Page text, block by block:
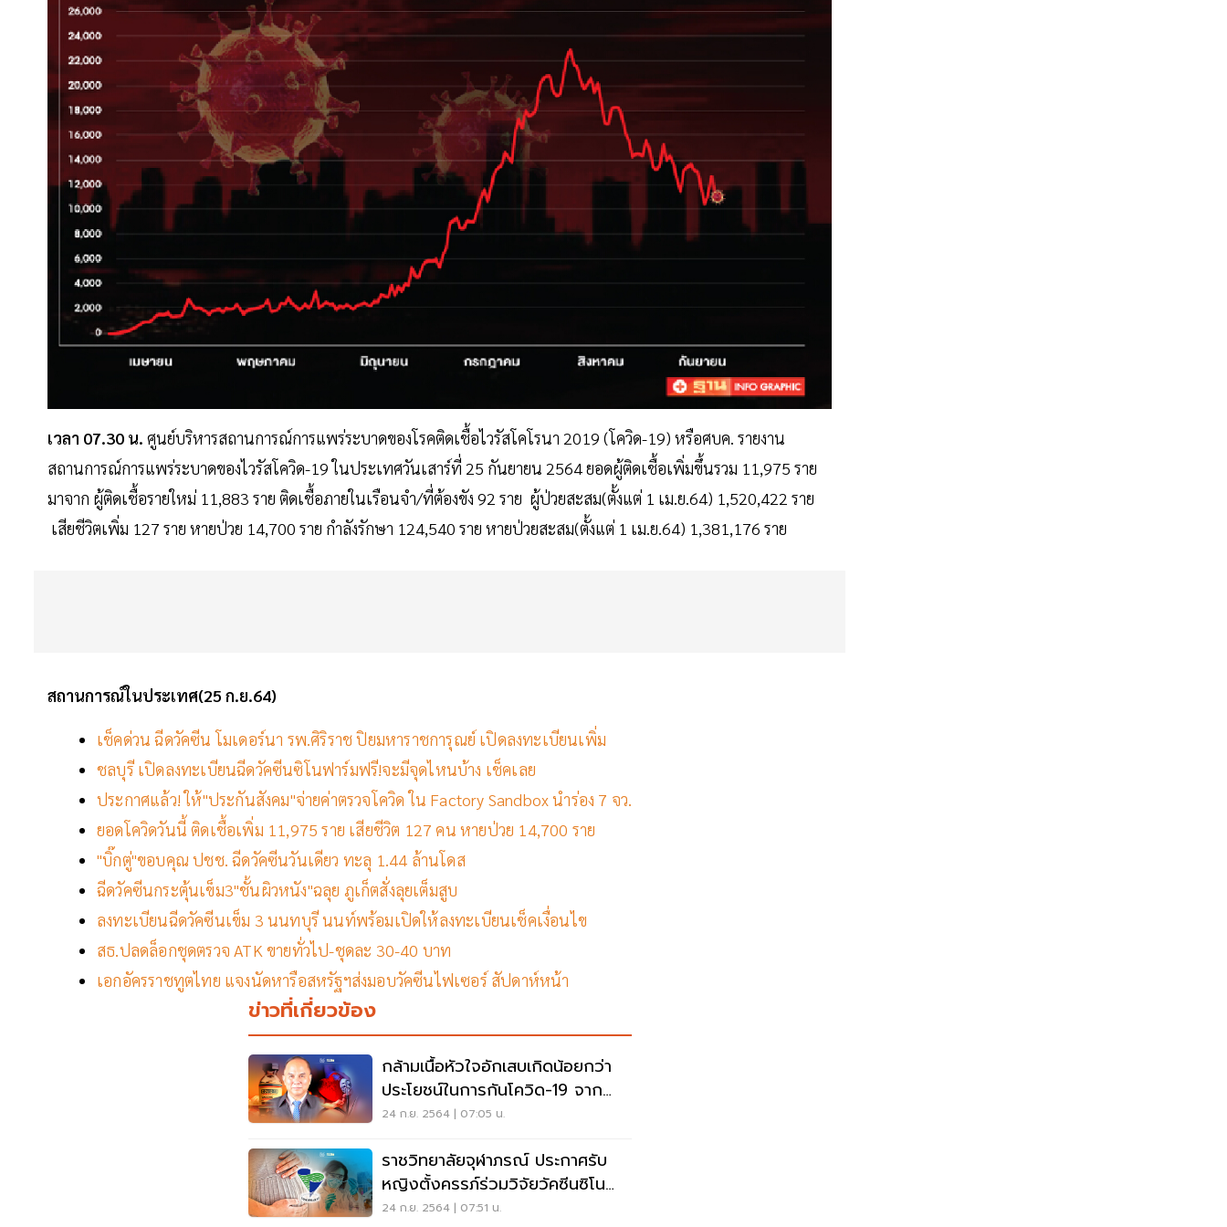
เวลา 07.30 น. ศูนย์บริหารสถานการณ์การแพร่ระบาดของโรคติดเชื้อไวรัสโคโรนา 2019 (โควิด-19) หรือศบค. รายงาน
สถานการณ์การแพร่ระบาดของไวรัสโควิด-19 ในประเทศวันเสาร์ที่ 25 กันยายน 2564 ยอดผู้ติดเชื้อเพิ่มขึ้นรวม 11,975 ราย
มาจาก ผู้ติดเชื้อรายใหม่ 11,883 ราย ติดเชื้อภายในเรือนจำ/ที่ต้องขัง 92 ราย ผู้ป่วยสะสม(ตั้งแต่ 1 เม.ย.64) 1,520,422 ราย
เสียชีวิตเพิ่ม 127 ราย หายป่วย 14,700 ราย กำลังรักษา 124,540 ราย หายป่วยสะสม(ตั้งแต่ 1 เม.ย.64) 1,381,176 ราย
สถานการณ์ในประเทศ(25 ก.ย.64)
เช็คด่วน ฉีดวัคซีน โมเดอร์นา รพ.ศิริราช ปิยมหาราชการุณย์ เปิดลงทะเบียนเพิ่ม
ชลบุรี เปิดลงทะเบียนฉีดวัคซีนซิโนฟาร์มฟรี!จะมีจุดไหนบ้าง เช็คเลย
ประกาศแล้ว! ให้"ประกันสังคม"จ่ายค่าตรวจโควิด ใน Factory Sandbox นำร่อง 7 จว.
ยอดโควิดวันนี้ ติดเชื้อเพิ่ม 11,975 ราย เสียชีวิต 127 คน หายป่วย 14,700 ราย
"บิ๊กตู่"ขอบคุณ ปชช. ฉีดวัคซีนวันเดียว ทะลุ 1.44 ล้านโดส
ฉีดวัคซีนกระตุ้นเข็ม3"ชั้นผิวหนัง"ฉลุย ภูเก็ตสั่งลุยเต็มสูบ
ลงทะเบียนฉีดวัคซีนเข็ม 3 นนทบุรี นนท์พร้อมเปิดให้ลงทะเบียนเช็คเงื่อนไข
สธ.ปลดล็อกชุดตรวจ ATK ขายทั่วไป-ชุดละ 30-40 บาท
เอกอัครราชทูตไทย แจงนัดหารือสหรัฐฯส่งมอบวัคซีนไฟเซอร์ สัปดาห์หน้า
ข่าวที่เกี่ยวข้อง
กล้ามเนื้อหัวใจอักเสบเกิดน้อยกว่า
ประโยชน์ในการกันโควิด-19 จาก
วัคซีน MRNA
24 ก.ย. 2564 | 07:05 น.
ราชวิทยาลัยจุฬาภรณ์ ประกาศรับ
หญิงตั้งครรภ์ร่วมวิจัยวัคซีนซิโน
ฟาร์ม 400 คน
24 ก.ย. 2564 | 07:51 น.